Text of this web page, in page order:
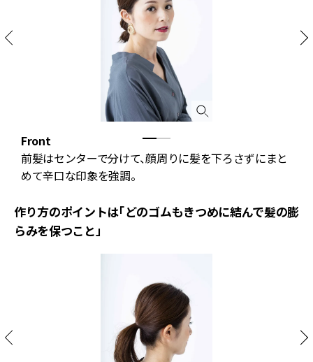
Front
前髪はセンターで分けて、顔周りに髪を下ろさずにまと
めて辛口な印象を強調。
作り方のポイントは「どのゴムもきつめに結んで髪の膨
らみを保つこと」